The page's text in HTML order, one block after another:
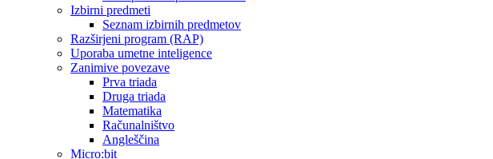
Izbirni predmeti
Seznam izbirnih predmetov
Razširjeni program (RAP)
Uporaba umetne inteligence
Zanimive povezave
Prva triada
Druga triada
Matematika
Računalništvo
Angleščina
Micro:bit